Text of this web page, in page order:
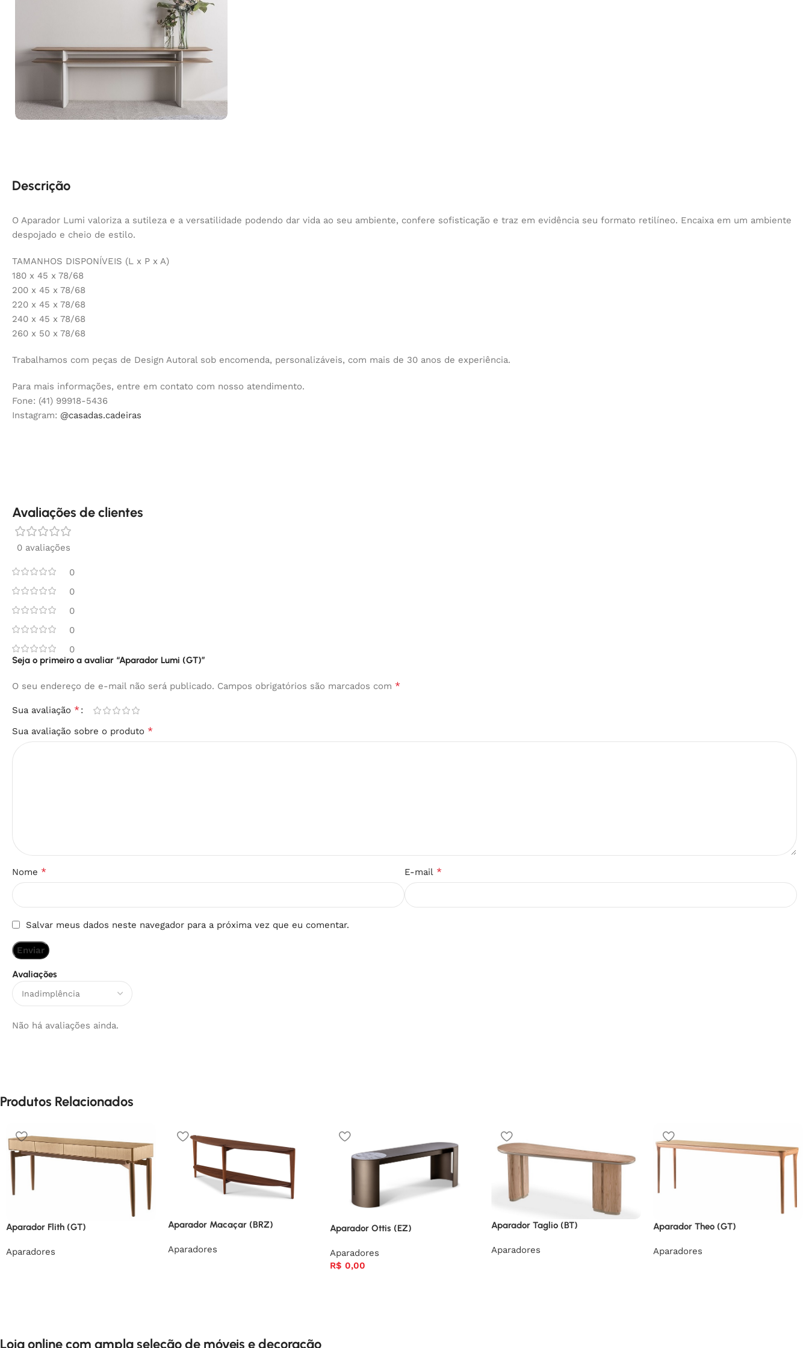
Descrição
O Aparador Lumi valoriza a sutileza e a versatilidade podendo dar vida ao seu ambiente, confere sofisticação e traz em evidência seu formato retilíneo. Encaixa em um ambiente
despojado e cheio de estilo.
TAMANHOS DISPONÍVEIS (L x P x A)
180 x 45 x 78/68
200 x 45 x 78/68
220 x 45 x 78/68
240 x 45 x 78/68
260 x 50 x 78/68
Trabalhamos com peças de Design Autoral sob encomenda, personalizáveis, com mais de 30 anos de experiência.
Para mais informações, entre em contato com nosso atendimento.
Fone: (41) 99918-5436
Instagram: @casadas.cadeiras
Avaliações de clientes
0 avaliações
0
0
0
0
0
Avaliações
Não há avaliações ainda.
Seja o primeiro a avaliar “Aparador Lumi (GT)”
O seu endereço de e-mail não será publicado. Campos obrigatórios são marcados com *
Sua avaliação *
Sua avaliação sobre o produto *
Nome * E-mail *
Salvar meus dados neste navegador para a próxima vez que eu comentar.
Produtos Relacionados
Aparador Flith (GT)
Aparadores
Aparador Macaçar (BRZ)
Aparadores
Aparador Ottis (EZ)
Aparadores
R$ 0,00
Aparador Taglio (BT)
Aparadores
Aparador Theo (GT)
Aparadores
Loja online com ampla seleção de móveis e decoração